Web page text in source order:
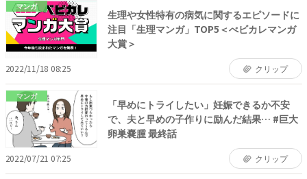
マンガ
生理や女性特有の病気に関するエピソードに
注目「生理マンガ」TOP5＜べビカレマンガ
大賞＞
2022/11/18 08:25 クリップ
マンガ
「早めにトライしたい」妊娠できるか不安
で、夫と早めの子作りに励んだ結果… #巨大
卵巣嚢腫 最終話
2022/07/21 07:25 クリップ